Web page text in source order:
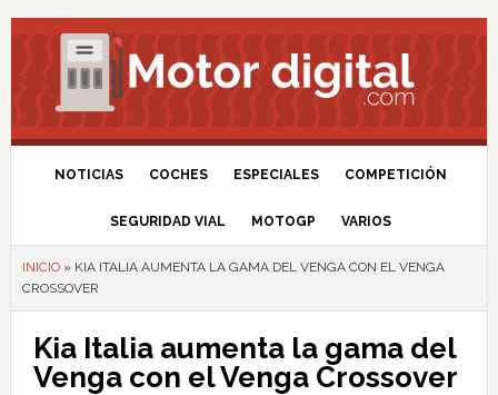
NOTICIAS COCHES ESPECIALES COMPETICIÓN
SEGURIDAD VIAL MOTOGP VARIOS
INICIO» KIA ITALIA AUMENTA LA GAMA DEL VENGA CON EL VENGA
CROSSOVER
Kia Italia aumenta la gama del
Venga con el Venga Crossover